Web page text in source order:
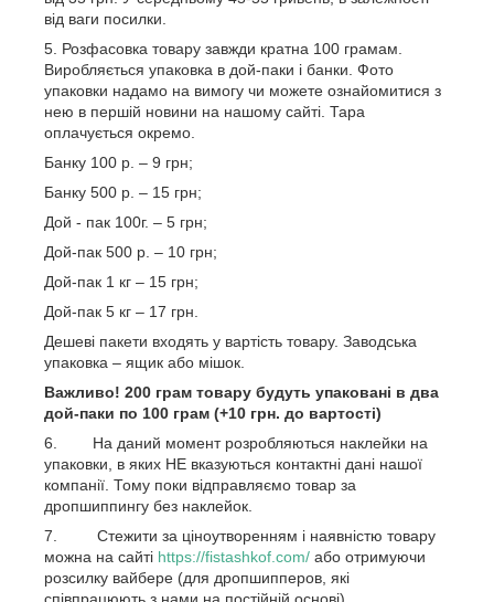
від ваги посилки.
Розфасовка товару завжди кратна 100 грамам.
Виробляється упаковка в дой-паки і банки. Фото
упаковки надамо на вимогу чи можете ознайомитися з
нею в першій новини на нашому сайті. Тара
оплачується окремо.
Банку 100 р. – 9 грн;
Банку 500 р. – 15 грн;
Дой - пак 100г. – 5 грн;
Дой-пак 500 р. – 10 грн;
Дой-пак 1 кг – 15 грн;
Дой-пак 5 кг – 17 грн.
Дешеві пакети входять у вартість товару. Заводська
упаковка – ящик або мішок.
Важливо! 200 грам товару будуть упаковані в два
дой-паки по 100 грам (+10 грн. до вартості)
На даний момент розробляються наклейки на
упаковки, в яких НЕ вказуються контактні дані нашої
компанії. Тому поки відправляємо товар за
дропшиппингу без наклейок.
Стежити за ціноутворенням і наявністю товару
можна на сайті https://fistashkof.com/ або отримуючи
розсилку вайбере (для дропшипперов, які